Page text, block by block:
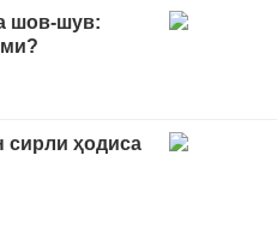
шов-шув:
сирли ҳодиса